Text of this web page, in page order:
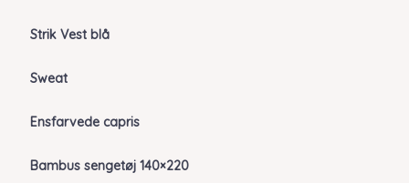
Strik Vest blå
Sweat
Ensfarvede capris
Bambus sengetøj 140×220